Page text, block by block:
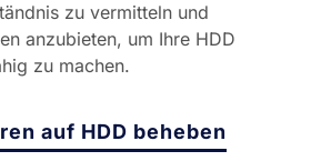
zu vermitteln und
anzubieten, um Ihre HDD
zu machen.
auf HDD beheben